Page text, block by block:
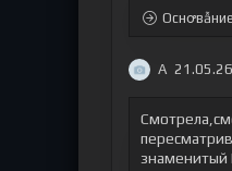
А 21.05.26
знаменитый